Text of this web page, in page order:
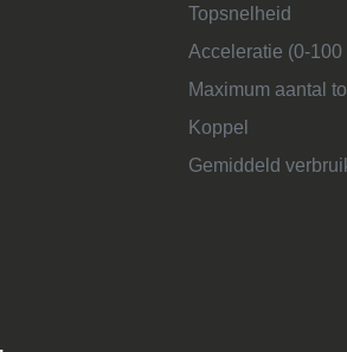
Topsnelheid
Acceleratie (0-100
Maximum aantal
Koppel
Gemiddeld